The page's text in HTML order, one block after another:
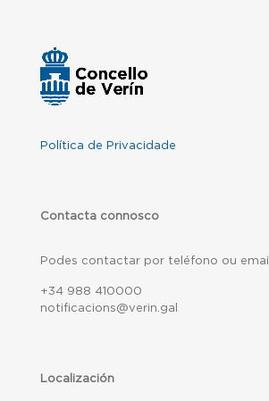
Política de Privacidade
Contacta connosco
Podes contactar por teléfono ou email
+34 988 410000
notificacions@verin.gal
Localización